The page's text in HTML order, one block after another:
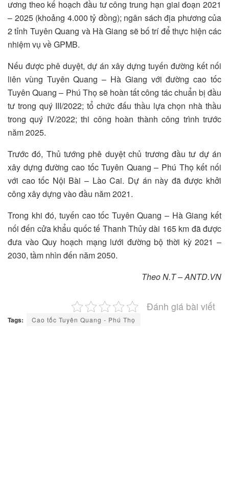
ương theo kế hoạch đầu tư công trung hạn giai đoạn 2021
– 2025 (khoảng 4.000 tỷ đồng); ngân sách địa phương của
2 tỉnh Tuyên Quang và Hà Giang sẽ bố trí để thực hiện các
nhiệm vụ về GPMB.
Nếu được phê duyệt, dự án xây dựng tuyến đường kết nối
liên vùng Tuyên Quang – Hà Giang với đường cao tốc
Tuyên Quang – Phú Thọ sẽ hoàn tất công tác chuẩn bị đầu
tư trong quý III/2022; tổ chức đấu thầu lựa chọn nhà thầu
trong quý IV/2022; thi công hoàn thành công trình trước
năm 2025.
Trước đó, Thủ tướng phê duyệt chủ trương đầu tư dự án
xây dựng đường cao tốc Tuyên Quang – Phú Thọ kết nối
với cao tốc Nội Bài – Lào Cai. Dự án này đã được khởi
công xây dựng vào đầu năm 2021.
Trong khi đó, tuyến cao tốc Tuyên Quang – Hà Giang kết
nối đến cửa khẩu quốc tế Thanh Thủy dài 165 km đã được
đưa vào Quy hoạch mạng lưới đường bộ thời kỳ 2021 –
2030, tầm nhìn đến năm 2050.
Theo N.T – ANTD.VN
Đánh giá bài viết
Tags: Cao tốc Tuyên Quang - Phú Thọ